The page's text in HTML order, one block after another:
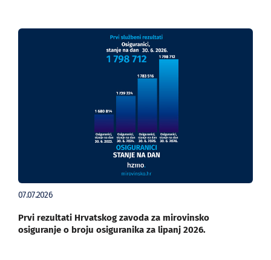
07.07.2026
Prvi rezultati Hrvatskog zavoda za mirovinsko
osiguranje o broju osiguranika za lipanj 2026.